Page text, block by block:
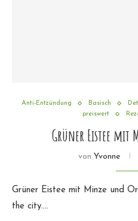
Anti-Entzündung Basisch
preiswert
Grüner Eistee mit
von Yvonne
Grüner Eistee mit Minze und
the city.…